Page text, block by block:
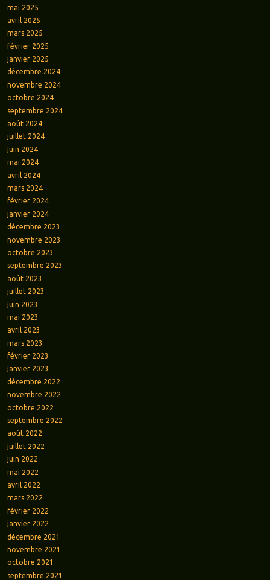
mai 2025
avril 2025
mars 2025
février 2025
janvier 2025
décembre 2024
novembre 2024
octobre 2024
septembre 2024
août 2024
juillet 2024
juin 2024
mai 2024
avril 2024
mars 2024
février 2024
janvier 2024
décembre 2023
novembre 2023
octobre 2023
septembre 2023
août 2023
juillet 2023
juin 2023
mai 2023
avril 2023
mars 2023
février 2023
janvier 2023
décembre 2022
novembre 2022
octobre 2022
septembre 2022
août 2022
juillet 2022
juin 2022
mai 2022
avril 2022
mars 2022
février 2022
janvier 2022
décembre 2021
novembre 2021
octobre 2021
septembre 2021